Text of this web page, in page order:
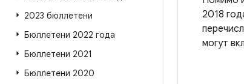
2023 бюллетени
Бюллетени 2022 года
Бюллетени 2021
Бюллетени 2020
2018
могут